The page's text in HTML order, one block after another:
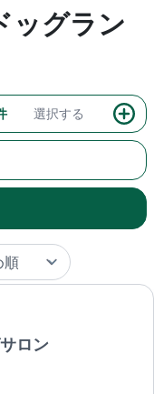
ッグラン
選択する
ロン